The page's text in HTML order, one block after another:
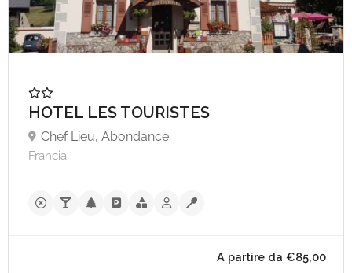
HOTEL LES TOURISTES
Chef Lieu, Abondance
Francia